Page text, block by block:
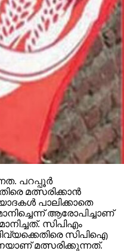
പറപ്പൂര്‍
മത്സരിക്കാന്‍
പാലിക്കാതെ
ആരോപിച്ചാണ്
സിപിഎം
സിപിഐ
മത്സരിക്കുന്നത്.